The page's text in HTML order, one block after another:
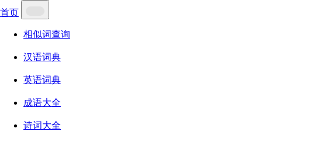
首页
相似词查询
汉语词典
英语词典
成语大全
诗词大全